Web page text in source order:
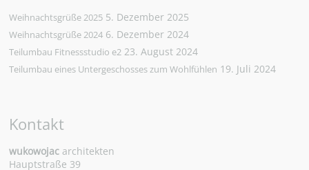
Weihnachtsgrüße 2025 5. Dezember 2025
Weihnachtsgrüße 2024 6. Dezember 2024
Teilumbau Fitnessstudio e2 23. August 2024
Teilumbau eines Untergeschosses zum Wohlfühlen 19. Juli 2024
Kontakt
wukowojac architekten
Hauptstraße 39